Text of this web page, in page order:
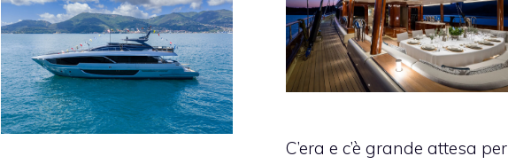
C’era e c’è grande attesa per